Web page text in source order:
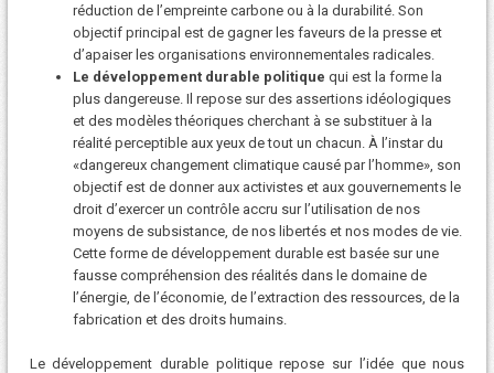
réduction de l’empreinte carbone ou à la durabilité. Son
objectif principal est de gagner les faveurs de la presse et
d’apaiser les organisations environnementales radicales.
Le développement durable politique qui est la forme la
plus dangereuse. Il repose sur des assertions idéologiques
et des modèles théoriques cherchant à se substituer à la
réalité perceptible aux yeux de tout un chacun. À l’instar du
«dangereux changement climatique causé par l’homme», son
objectif est de donner aux activistes et aux gouvernements le
droit d’exercer un contrôle accru sur l’utilisation de nos
moyens de subsistance, de nos libertés et nos modes de vie.
Cette forme de développement durable est basée sur une
fausse compréhension des réalités dans le domaine de
l’énergie, de l’économie, de l’extraction des ressources, de la
fabrication et des droits humains.
Le développement durable politique repose sur l’idée que nous